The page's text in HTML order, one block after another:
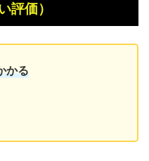
評価）
かる